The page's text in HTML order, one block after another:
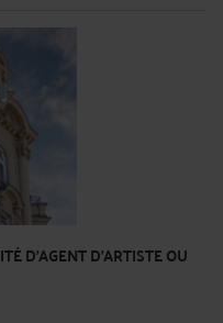
D'AGENT D'ARTISTE OU